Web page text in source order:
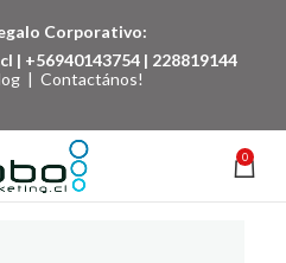
Corporativo:
| +56940143754 | 228819144
| Contactános!
0